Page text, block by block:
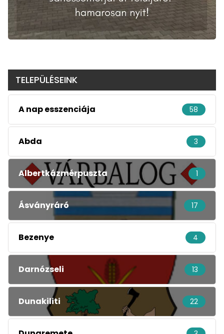
TELEPÜLÉSEINK
A nap esszenciája 58
Abda 3
Albertkázmérpuszta 1
Ásványráró 17
Bezenye 4
Darnózseli 13
Dunakiliti 22